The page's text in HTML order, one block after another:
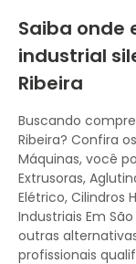
Saiba onde
industrial
Ribeira
Buscando
Ribeira? Confira
Máquinas, você
Extrusoras,
Elétrico, Cilindros
Industriais Em
outras
profissionais